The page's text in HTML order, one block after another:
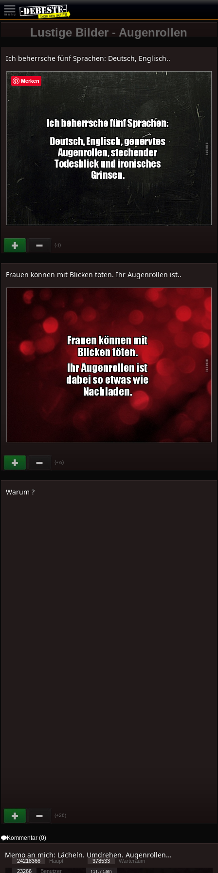
Lustige Bilder - Augenrollen
Ich beherrsche fünf Sprachen: Deutsch, Englisch..
(-1)
Frauen können mit Blicken töten. Ihr Augenrollen ist..
(+78)
Warum ?
(+26)
Kommentar (0)
Memo an mich: Lächeln. Umdrehen. Augenrollen...
24218366 Haupt 378533
Warteraum
23266
Benutzer [ 1 ] - ( 1.66 )
Merken